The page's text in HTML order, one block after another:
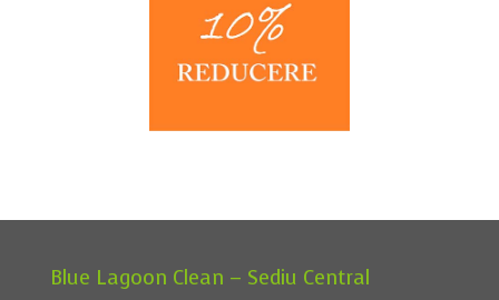
Blue Lagoon Clean – Sediu Central